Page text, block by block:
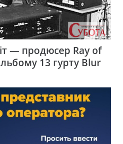
— продюсер Ray of
13 гурту Blur